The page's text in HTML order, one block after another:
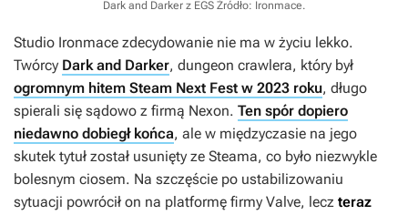
Dark and Darker z EGS Źródło: Ironmace.
Studio Ironmace zdecydowanie nie ma w życiu lekko.
Twórcy Dark and Darker, dungeon crawlera, który był
ogromnym hitem Steam Next Fest w 2023 roku, długo
spierali się sądowo z firmą Nexon. Ten spór dopiero
niedawno dobiegł końca, ale w międzyczasie na jego
skutek tytuł został usunięty ze Steama, co było niezwykle
bolesnym ciosem. Na szczęście po ustabilizowaniu
sytuacji powrócił on na platformę firmy Valve, lecz teraz